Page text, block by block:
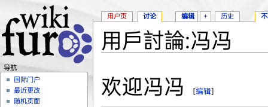
用戶討論:冯冯
欢迎冯冯 [编辑]
用户页 讨论 编辑 + 历史
导航
国际门户
最近更改
随机页面